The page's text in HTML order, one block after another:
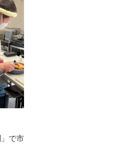
で市